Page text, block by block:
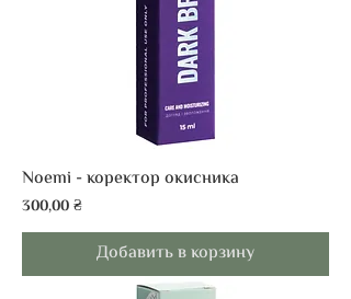
Noemi - коректор окисника
Цена
300,00 ₴
Добавить в корзину